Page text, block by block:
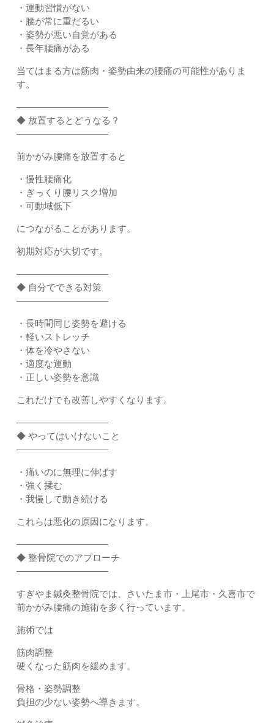
・運動習慣がない
・腰が常に重だるい
・姿勢が悪い自覚がある
・長年腰痛がある
当てはまる方は筋肉・姿勢由来の腰痛の可能性がありま
す。
――――――――――
◆ 放置するとどうなる？
――――――――――
前かがみ腰痛を放置すると
・慢性腰痛化
・ぎっくり腰リスク増加
・可動域低下
につながることがあります。
初期対応が大切です。
――――――――――
◆ 自分でできる対策
――――――――――
・長時間同じ姿勢を避ける
・軽いストレッチ
・体を冷やさない
・適度な運動
・正しい姿勢を意識
これだけでも改善しやすくなります。
――――――――――
◆ やってはいけないこと
――――――――――
・痛いのに無理に伸ばす
・強く揉む
・我慢して動き続ける
これらは悪化の原因になります。
――――――――――
◆ 整骨院でのアプローチ
――――――――――
すぎやま鍼灸整骨院では、さいたま市・上尾市・久喜市で
前かがみ腰痛の施術を多く行っています。
施術では
筋肉調整
硬くなった筋肉を緩めます。
骨格・姿勢調整
負担の少ない姿勢へ導きます。